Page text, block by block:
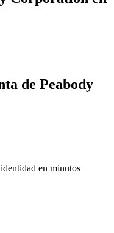
de Peabody
en minutos